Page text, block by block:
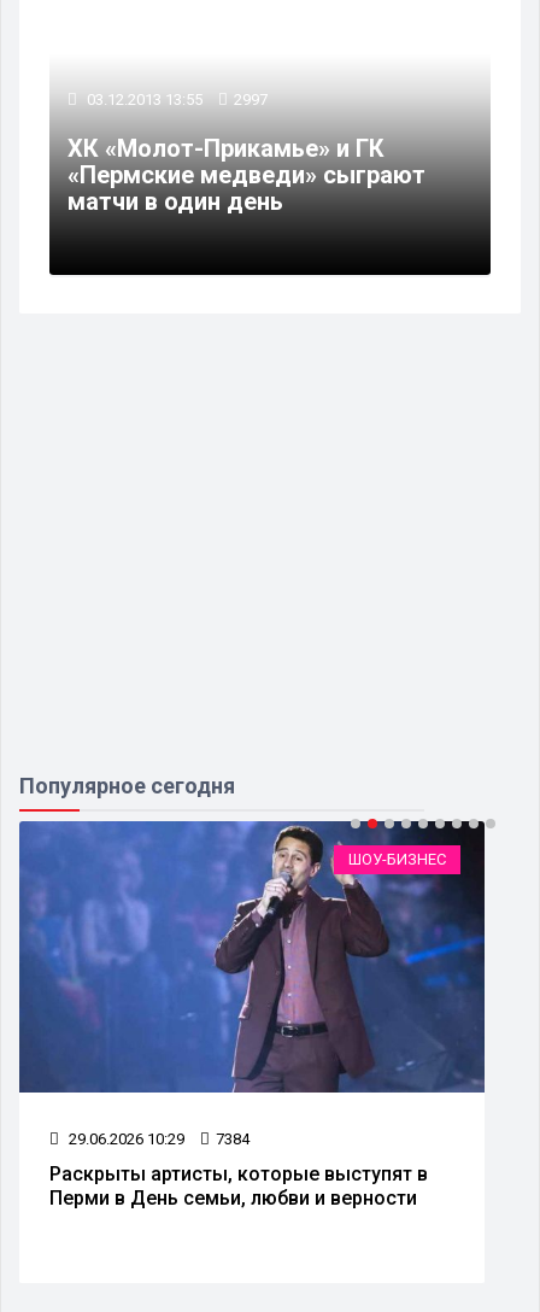
03.12.2013 13:55 2997
ХК «Молот-Прикамье» и ГК
«Пермские медведи» сыграют
матчи в один день
Популярное сегодня
ШОУ-БИЗНЕС
29.06.2026 10:29 7384
Раскрыты артисты, которые выступят в
Перми в День семьи, любви и верности